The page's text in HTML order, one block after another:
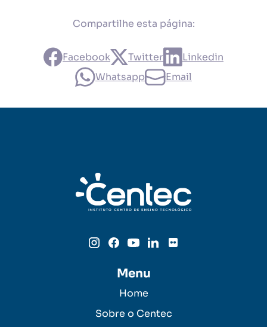
Compartilhe esta página:
Facebook Twitter
Linkedin
Whatsapp
Email
Menu
Home
Sobre o Centec